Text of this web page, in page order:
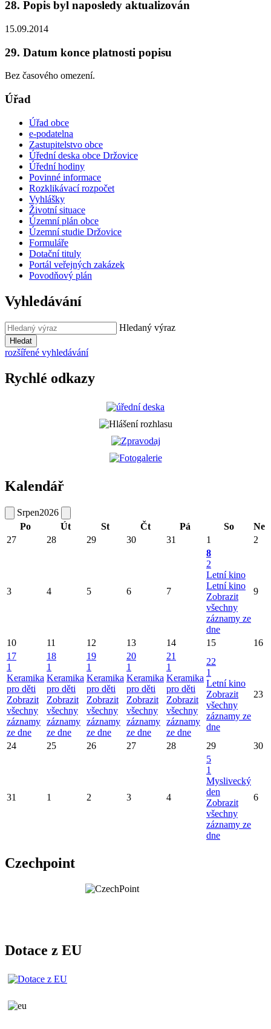
28. Popis byl naposledy aktualizován
15.09.2014
29. Datum konce platnosti popisu
Bez časového omezení.
Úřad
Úřad obce
e-podatelna
Zastupitelstvo obce
Úřední deska obce Držovice
Úřední hodiny
Povinné informace
Rozklikávací rozpočet
Vyhlášky
Životní situace
Územní plán obce
Územní studie Držovice
Formuláře
Dotační tituly
Portál veřejných zakázek
Povodňový plán
Vyhledávání
Hledaný výraz
Hledat
rozšířené vyhledávání
Rychlé odkazy
Kalendář
Srpen2026
Po
Út St Čt Pá So
Ne
27
28 29 30 31 1 2
3 4 5 6 7
8
2
Letní kino
Letní kino
Zobrazit
všechny
záznamy ze
dne
9
10 11 12 13 14 15
16
17
1
Keramika
pro děti
Zobrazit
všechny
záznamy
ze dne
18
1
Keramika
pro děti
Zobrazit
všechny
záznamy
ze dne
19
1
Keramika
pro děti
Zobrazit
všechny
záznamy
ze dne
20
1
Keramika
pro děti
Zobrazit
všechny
záznamy
ze dne
21
1
Keramika
pro děti
Zobrazit
všechny
záznamy
ze dne
22
1
Letní kino
Zobrazit
všechny
záznamy ze
dne
23
24 25 26 27 28 29 30
31 1 2 3 4
5
1
Myslivecký
den
Zobrazit
všechny
záznamy ze
dne
6
Czechpoint
Dotace z EU